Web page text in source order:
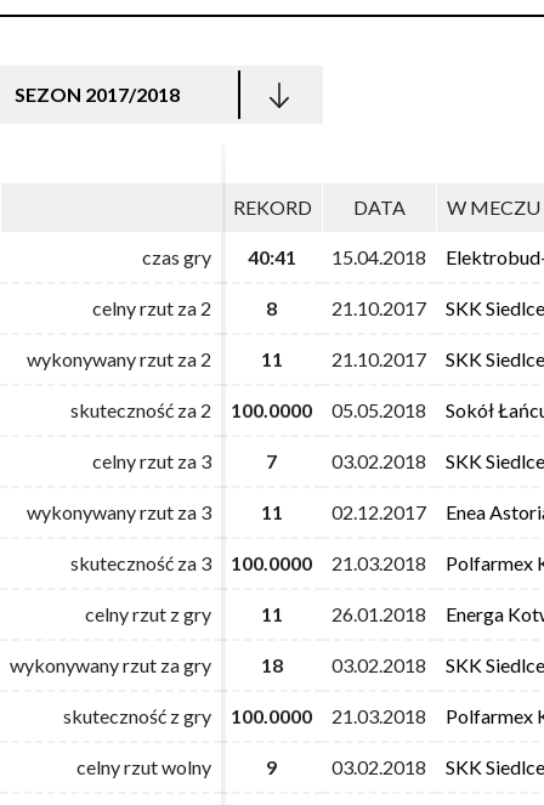
SEZON 2017/2018
REKORD DATA W MECZU
czas gry 40:41 15.04.2018
celny rzut za 2 8 21.10.2017 SKK Siedlce
wykonywany rzut za 2 11 21.10.2017 SKK Siedlce
skuteczność za 2 100.0000 05.05.2018 Sokół
celny rzut za 3 7 03.02.2018 SKK Siedlce
wykonywany rzut za 3 11 02.12.2017 Enea
skuteczność za 3 100.0000 21.03.2018 Polfarmex
celny rzut z gry 11 26.01.2018 Energa
wykonywany rzut za gry 18 03.02.2018 SKK Siedlce
skuteczność z gry 100.0000 21.03.2018 Polfarmex
celny rzut wolny 9 03.02.2018 SKK Siedlce
REKORD DATA W MECZU
czas gry 40:41 15.04.2018
celny rzut za 2 8 21.10.2017 SKK Siedlce
wykonywany rzut za 2 11 21.10.2017 SKK Siedlce
skuteczność za 2 100.0000 05.05.2018 Sokół
celny rzut za 3 7 03.02.2018 SKK Siedlce
wykonywany rzut za 3 11 02.12.2017 Enea
skuteczność za 3 100.0000 21.03.2018 Polfarmex
celny rzut z gry 11 26.01.2018 Energa
wykonywany rzut za gry 18 03.02.2018 SKK Siedlce
skuteczność z gry 100.0000 21.03.2018 Polfarmex
celny rzut wolny 9 03.02.2018 SKK Siedlce